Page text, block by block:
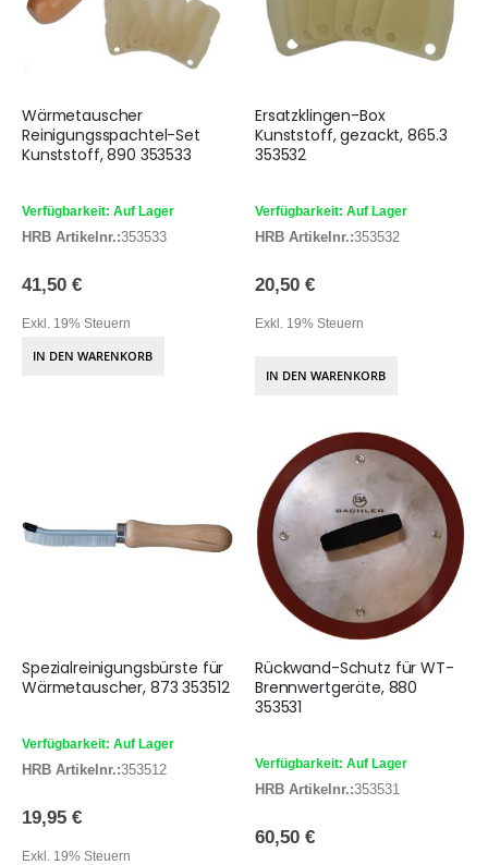
Wärmetauscher
Reinigungsspachtel-Set
Kunststoff, 890 353533
Verfügbarkeit: Auf Lager
HRB Artikelnr.:353533
41,50 €
Exkl. 19% Steuern
IN DEN WARENKORB
Ersatzklingen-Box
Kunststoff, gezackt, 865.3
353532
Verfügbarkeit: Auf Lager
HRB Artikelnr.:353532
20,50 €
Exkl. 19% Steuern
IN DEN WARENKORB
Spezialreinigungsbürste für
Wärmetauscher, 873 353512
Verfügbarkeit: Auf Lager
HRB Artikelnr.:353512
19,95 €
Exkl. 19% Steuern
Rückwand-Schutz für WT-
Brennwertgeräte, 880
353531
Verfügbarkeit: Auf Lager
HRB Artikelnr.:353531
60,50 €